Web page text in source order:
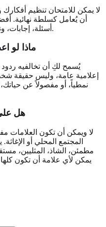
لا يمكن للامتحان تنظيم أفكارك
أن يُعامل كسلطة نهائية.
أسئلة، إجابات، ونتائج تشعر بأنها صادقة أو مفيدة لك.
ماذا لو
يُسمح لكِ أن تخالفيه
إعلامية عامة، وليس حقيقة
نمطياً، أو مفصولاً عن
هل
لا ويمكن أن تكون العلامات
المجتمع المحلي أو الإغاثة.
مطمئن، الشاذ، المثليين،
يمكن لأي علامة أن تكون